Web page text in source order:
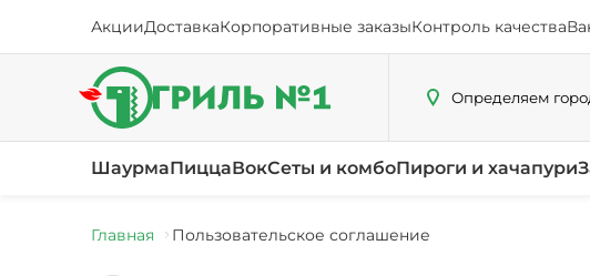
АкцииДоставкаКорпоративные заказыКонтроль качества
Определяем
ШаурмаПиццаВокСеты и комбоПироги и хачапури
Главная Пользовательское соглашение